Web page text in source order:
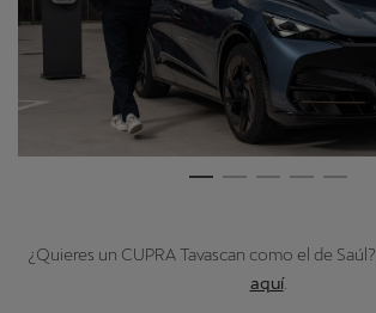
¿Quieres un CUPRA Tavascan como el de Saúl?
aquí.